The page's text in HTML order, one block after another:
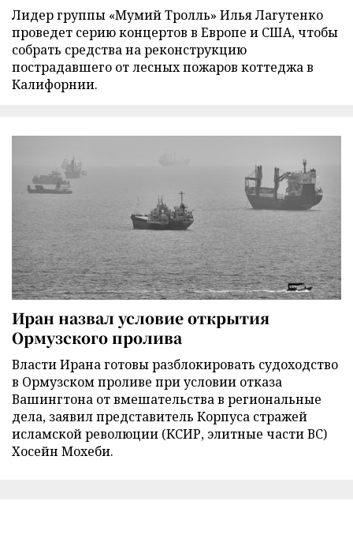
Лидер группы «Мумий Тролль» Илья Лагутенко
проведет серию концертов в Европе и США, чтобы
собрать средства на реконструкцию
пострадавшего от лесных пожаров коттеджа в
Калифорнии.
Иран назвал условие открытия
Ормузского пролива
Власти Ирана готовы разблокировать судоходство
в Ормузском проливе при условии отказа
Вашингтона от вмешательства в региональные
дела, заявил представитель Корпуса стражей
исламской революции (КСИР, элитные части ВС)
Хосейн Мохеби.